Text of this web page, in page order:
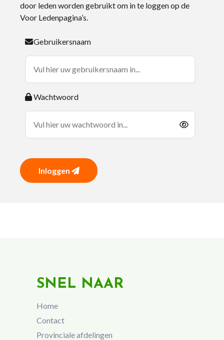
door leden worden gebruikt om in te loggen op de
Voor Ledenpagina’s.
Gebruikersnaam
Wachtwoord
Inloggen
SNEL NAAR
Home
Contact
Provinciale afdelingen